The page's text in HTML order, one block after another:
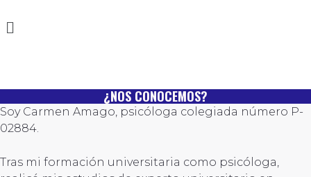
to
Menu
¿NOS CONOCEMOS?
Soy Carmen Amago, psicóloga colegiada número P-
02884.
Tras mi formación universitaria como psicóloga,